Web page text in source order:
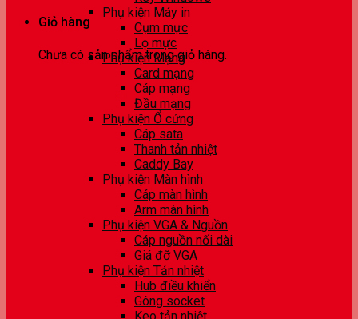
Giỏ hàng
Chưa có sản phẩm trong giỏ hàng.
Phụ kiện Máy in
Cụm mực
Lọ mực
Phụ kiện Mạng
Card mạng
Cáp mạng
Đầu mạng
Phụ kiện Ổ cứng
Cáp sata
Thanh tản nhiệt
Caddy Bay
Phụ kiện Màn hình
Cáp màn hình
Arm màn hình
Phụ kiện VGA & Nguồn
Cáp nguồn nối dài
Giá đỡ VGA
Phụ kiện Tản nhiệt
Hub điều khiển
Gông socket